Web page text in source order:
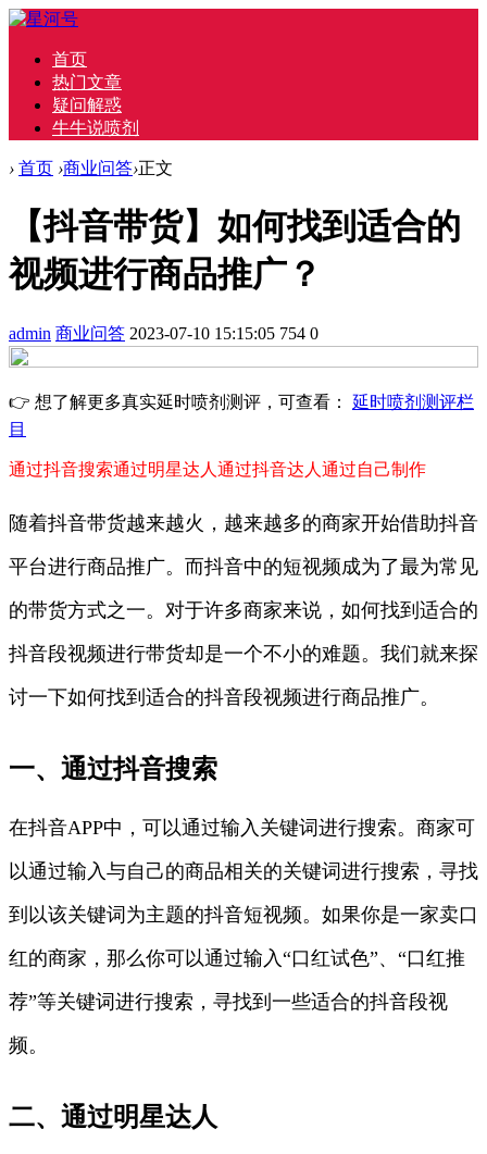
首页
热门文章
疑问解惑
牛牛说喷剂
› 首页 ›商业问答›正文
【抖音带货】如何找到适合的
视频进行商品推广？
admin 商业问答 2023-07-10 15:15:05 754 0
👉 想了解更多真实延时喷剂测评，可查看： 延时喷剂测评栏
目
通过抖音搜索通过明星达人 通过抖音达人 通过自己制作
随着抖音带货越来越火，越来越多的商家开始借助抖音
平台进行商品推广。而抖音中的短视频成为了最为常见
的带货方式之一。对于许多商家来说，如何找到适合的
抖音段视频进行带货却是一个不小的难题。我们就来探
讨一下如何找到适合的抖音段视频进行商品推广。
一、通过抖音搜索
在抖音APP中，可以通过输入关键词进行搜索。商家可
以通过输入与自己的商品相关的关键词进行搜索，寻找
到以该关键词为主题的抖音短视频。如果你是一家卖口
红的商家，那么你可以通过输入“口红试色”、“口红推
荐”等关键词进行搜索，寻找到一些适合的抖音段视
频。
二、通过明星达人